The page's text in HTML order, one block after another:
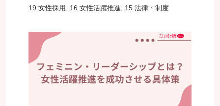
19.女性採用, 16.女性活躍推進, 15.法律・制度